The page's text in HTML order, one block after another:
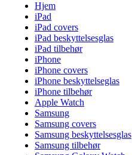
Hjem
iPad
iPad covers
iPad beskyttelsesglas
iPad tilbehør
iPhone
iPhone covers
iPhone beskyttelseglas
iPhone tilbehør
Apple Watch
Samsung
Samsung covers
Samsung beskyttelsesglas
Samsung tilbehør